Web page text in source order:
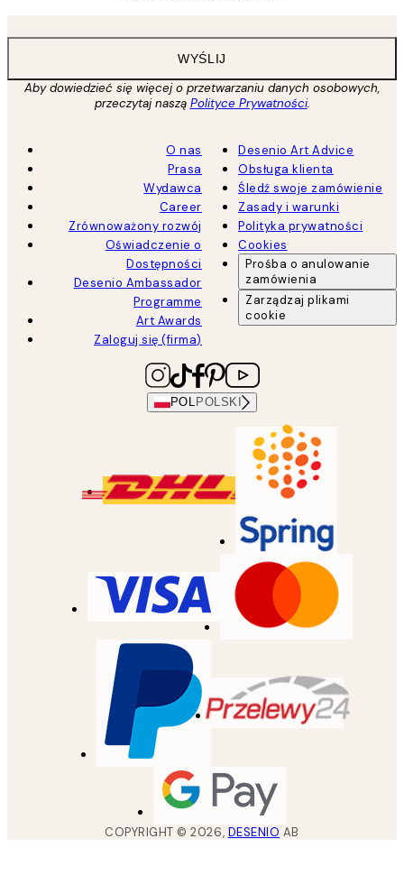
WYŚLIJ
Aby dowiedzieć się więcej o przetwarzaniu danych osobowych,
przeczytaj naszą Polityce Prywatności.
O nas
Prasa
Wydawca
Career
Zrównoważony rozwój
Oświadczenie o
Dostępności
Desenio Ambassador
Programme
Art Awards
Zaloguj się (firma)
Desenio Art Advice
Obsługa klienta
Śledź swoje zamówienie
Zasady i warunki
Polityka prywatności
Cookies
Prośba o anulowanie
zamówienia
Zarządzaj plikami
cookie
POL POLSKI
COPYRIGHT ©2026, DESENIO AB